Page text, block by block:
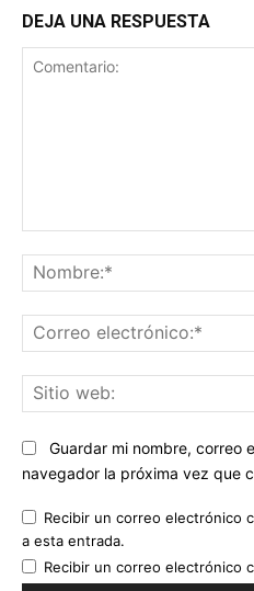
DEJA UNA RESPUESTA
Guardar mi nombre, correo
navegador la próxima vez que
Recibir un correo electrónico
a esta entrada.
Recibir un correo electrónico